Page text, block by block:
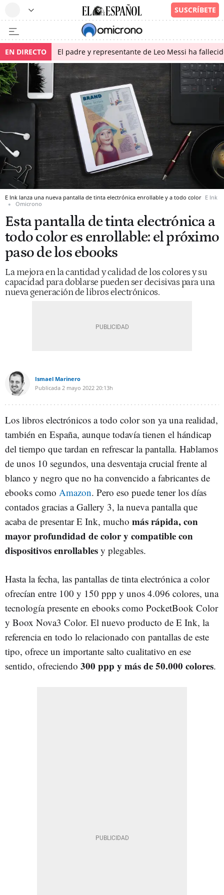
EN DIRECTO El padre y representante de Leo Messi ha
E Ink lanza una nueva pantalla de tinta electrónica enrollable y a todo color E Ink
Omicrono
Esta pantalla de tinta electrónica a
todo color es enrollable: el próximo
paso de los ebooks
La mejora en la cantidad y calidad de los colores y su
capacidad para doblarse pueden ser decisivas para una
nueva generación de libros electrónicos.
Ismael Marinero
Publicada 2 mayo 2022 20:13h
Los libros electrónicos a todo color son ya una realidad,
también en España, aunque todavía tienen el hándicap
del tiempo que tardan en refrescar la pantalla. Hablamos
de unos 10 segundos, una desventaja crucial frente al
blanco y negro que no ha convencido a fabricantes de
ebooks como Amazon. Pero eso puede tener los días
contados gracias a Gallery 3, la nueva pantalla que
acaba de presentar E Ink, mucho más rápida, con
mayor profundidad de color y compatible con
dispositivos enrollables y plegables.
Hasta la fecha, las pantallas de tinta electrónica a color
ofrecían entre 100 y 150 ppp y unos 4.096 colores, una
tecnología presente en ebooks como PocketBook Color
y Boox Nova3 Color. El nuevo producto de E Ink, la
referencia en todo lo relacionado con pantallas de este
tipo, ofrece un importante salto cualitativo en ese
sentido, ofreciendo 300 ppp y más de 50.000 colores.